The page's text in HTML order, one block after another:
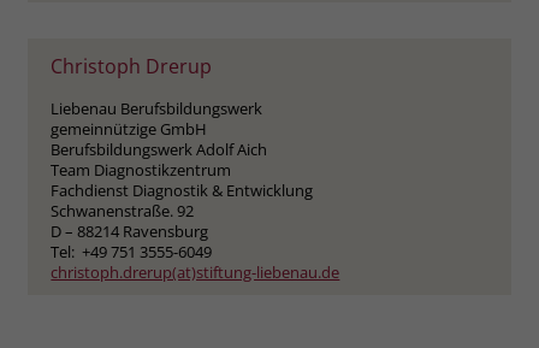
Christoph Drerup
Liebenau Berufsbildungswerk
gemeinnützige GmbH
Berufsbildungswerk Adolf Aich
Team Diagnostikzentrum
Fachdienst Diagnostik & Entwicklung
Schwanenstraße. 92
D – 88214 Ravensburg
Tel: +49 751 3555-6049
christoph.drerup(at)stiftung-liebenau.de
Zweck
von Facebook zurückzuführen. Dieses
Facebook platziert es, während ein
Verbraucher auf Facebook ist. Dieses
Cookie verfolgt die Besuche eines
Nutzers auf verschiedenen Websites
und meldet dieses Verhalten an
Facebook. Facebook kann dann die
gesammelten Daten nutzen, um den